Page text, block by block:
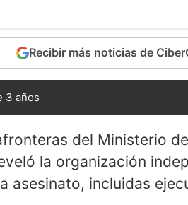
Recibir más noticias de
3 años
del Ministerio
la organización
asesinato, incluidas